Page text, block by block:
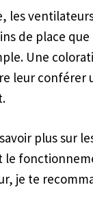
les
de place
Une
leur conférer
plus sur
le
je te